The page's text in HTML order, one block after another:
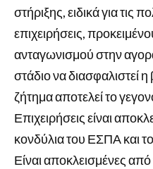
στήριξης, ειδικά για τις
επιχειρήσεις,
ανταγωνισμού στην
στάδιο να διασφαλιστεί
ζήτημα αποτελεί το
Επιχειρήσεις είναι
κονδύλια του ΕΣΠΑ και
Είναι αποκλεισμένες